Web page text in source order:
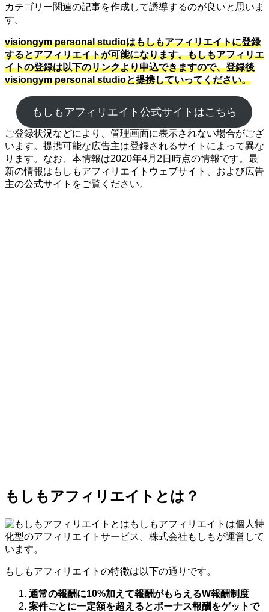
カテゴリー関連の記事を作成して誘導するのが良いと思いま
す。
visiongym personal studioはもしもアフィリエイトに登録
するとアフィリエイトが可能になります。もしもアフィリエ
イトの登録は以下のリンクより申込できますので、登録後
visiongym personal studioと提携していってください。
もしもアフィリエイト公式サイトはこちら
ご登録状況などにより、管理画面に表示されない場合がござ
います。提携可能な広告主は登録されるサイトによって異な
ります。なお、本情報は2020年4月2日時点の情報です。最
新の情報はもしもアフィリエイトウェブサイト、および広告
主の公式サイトをご覧ください。
もしもアフィリエイトとは？
もしもアフィリエイトは個人特
化型のアフィリエイトサービス。株式会社もしもが運営して
います。
もしもアフィリエイトの特徴は以下の通りです。
通常の報酬に10%加えて報酬がもらえるW報酬制度
案件ごとに一定額を超えるとボーナス報酬をゲットで